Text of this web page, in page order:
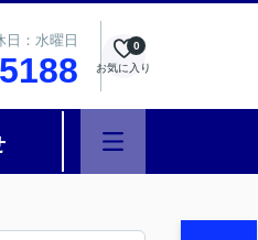
：水曜日
お気に入り
0